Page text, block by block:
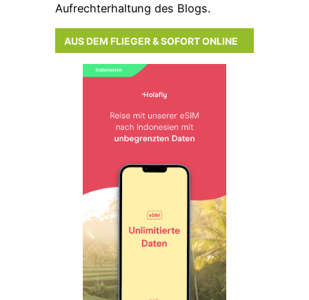
Aufrechterhaltung des Blogs.
AUS DEM FLIEGER & SOFORT ONLINE